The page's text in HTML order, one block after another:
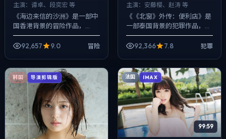
主演： 谭卓、段奕宏 等
《海边来信的沙洲》是一部中
国香港背景的冒险作品，
2025年公映，由乌尔善执
导，谭卓、段奕宏、赵涛等主
92,657 9.0 冒险
主演： 安藤樱、赵涛 等
《《北窗》外传：便利店》是
一部泰国背景的犯罪作品，
2021年公映，由郭帆执导，安
藤樱、赵涛、王景春等主演。
92,366 7.8 犯罪
韩国 导演剪辑版 法国 IMAX
99:59